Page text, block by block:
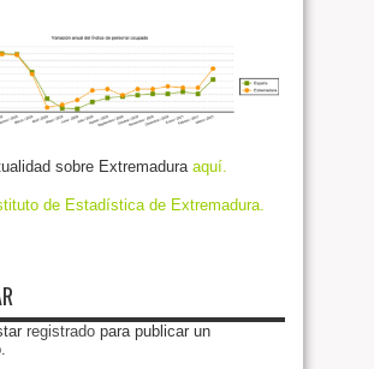
sobre Extremaduraaquí.
de Estadística de Extremadura.
registrado para publicar un